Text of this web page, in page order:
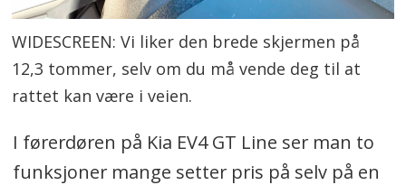
WIDESCREEN: Vi liker den brede skjermen på
12,3 tommer, selv om du må vende deg til at
rattet kan være i veien.
I førerdøren på Kia EV4 GT Line ser man to
funksjoner mange setter pris på selv på en